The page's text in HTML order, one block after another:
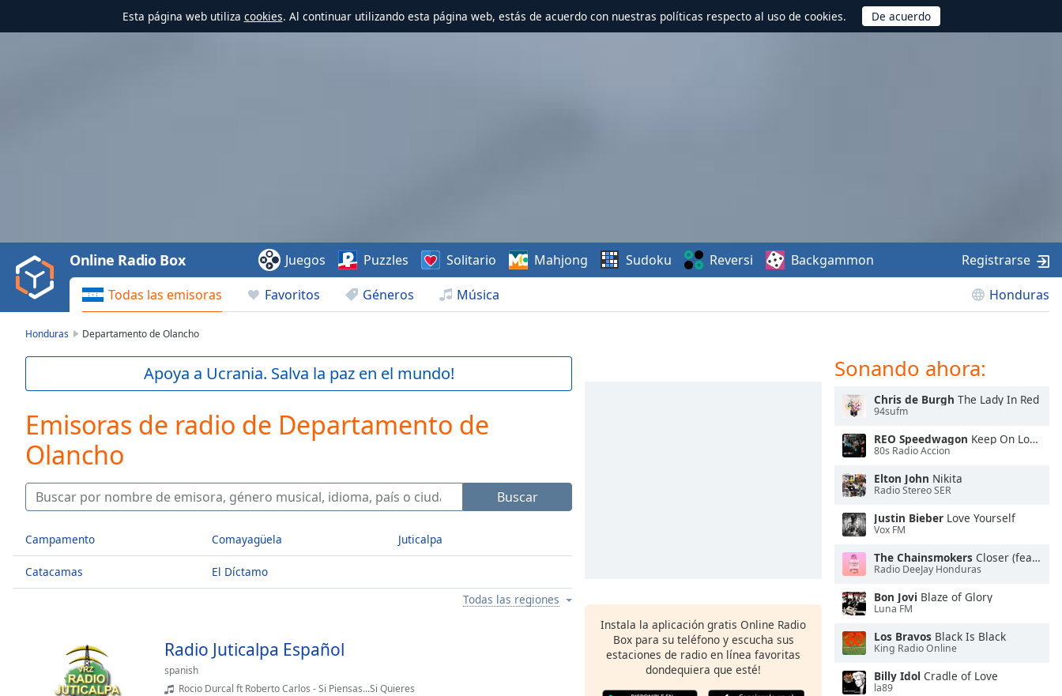
Esta página web utiliza cookies. Al continuar utilizando esta página web, estás de acuerdo con nuestras políticas respecto al uso de cookies.
Video
Play
Backward
Skip
Current
Duration
-:-
Loaded:
0.00%
Stream
LIVE
currently
behind
Remaining
Todas las emisoras Favoritos Géneros Música Honduras
Online Radio Box Juegos Puzzles Solitario Mahjong Sudoku Reversi Backgammon Registrarse
Honduras Departamento de Olancho
Apoya a Ucrania. Salva la paz en el mundo!
Emisoras de radio de Departamento de
Olancho
Buscar
Campamento
Catacamas
Comayagüela
El Díctamo
Juticalpa
Todas las regiones
Radio Juticalpa Español
spanish
Rocio Durcal ft Roberto Carlos - Si Piensas...Si Quieres
Instala la aplicación gratis Online Radio
Box para su teléfono y escucha sus
estaciones de radio en línea favoritas
dondequiera que esté!
Sonando ahora:
Chris de Burgh The Lady In Red
94sufm
REO Speedwagon Keep On Loving You
80s Radio Accion
Elton John Nikita
Radio Stereo SER
Justin Bieber Love Yourself
Vox FM
The Chainsmokers Closer (feat. Halsey)
Radio DeeJay Honduras
Bon Jovi Blaze of Glory
Luna FM
Los Bravos Black Is Black
King Radio Online
Billy Idol Cradle of Love
la89